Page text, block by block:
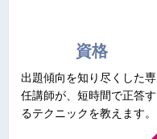
資格
出題傾向を知り尽くした専
任講師が、短時間で正答す
るテクニックを教えます。